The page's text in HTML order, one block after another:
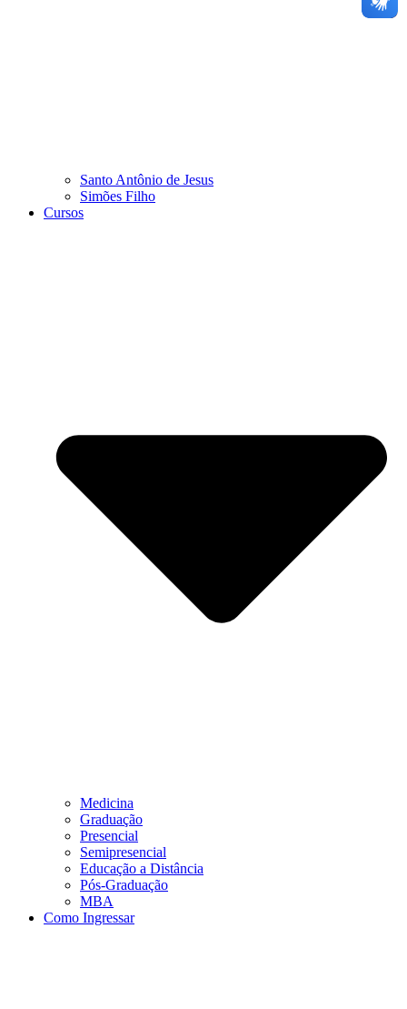
Santo Antônio de Jesus
Simões Filho
Cursos
Medicina
Graduação
Presencial
Semipresencial
Educação a Distância
Pós-Graduação
MBA
Como Ingressar